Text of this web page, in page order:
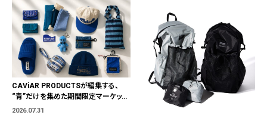
CAViAR PRODUCTSが編集する、
“青”だけを集めた期間限定マーケット
「BLUE MARKET」が横浜に。ブランド
2026.07.31